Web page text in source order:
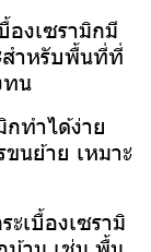
องเซรามิกมี
สำหรับพื้นที่ที่
ทน
กทำได้ง่าย
ขนย้าย เหมาะ
ะเบื้องเซรามิ